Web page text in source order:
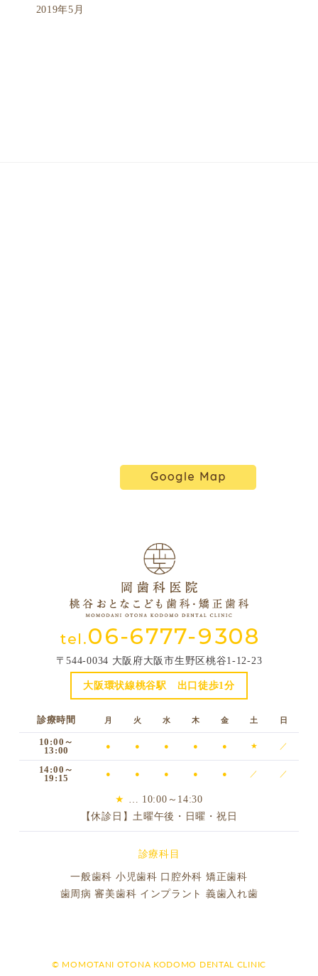
2019年5月
〒544-0034 大阪府大阪市生野区桃谷1-12-23
大阪環状線桃谷駅 出口徒歩1分
診療時間 月 火 水 木 金 土 日
10:00～
13:00
● ● ● ● ● ★ ／
14:00～
19:15
● ● ● ● ● ／ ／
★ … 10:00～14:30
【休診日】土曜午後・日曜・祝日
診療科目
一般歯科 小児歯科 口腔外科 矯正歯科
歯周病 審美歯科 インプラント 義歯入れ歯
© MOMOTANI OTONA KODOMO DENTAL CLINIC